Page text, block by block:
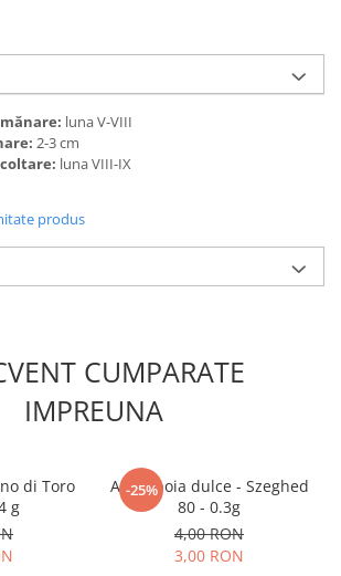
/ Lumanari
gradina
/ drujba
murdara
luna V-VIII
2-3 cm
luna VIII-IX
produs
CUMPARATE
IMPREUNA
di Toro
g
-25%
Ardei boia dulce - Szeghed
80 - 0.3g
4,00 RON
3,00 RON